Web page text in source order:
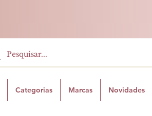
Categorias Marcas Novidades